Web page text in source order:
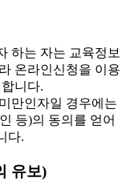
하는 자는 교육정보
온라인신청을 이용
니다.
만인자일 경우에는
등)의 동의를 얻어
다.
유보)